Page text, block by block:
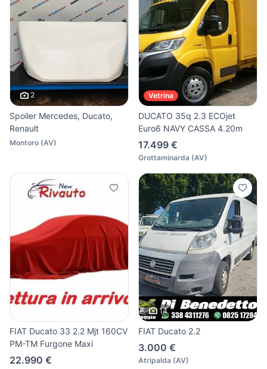
2
Spoiler Mercedes, Ducato,
Renault
Montoro (AV)
Vetrina
DUCATO 35q 2.3 ECOjet
Euro6 NAVY CASSA 4.20m
17.499 €
Grottaminarda (AV)
FIAT Ducato 33 2.2 Mjt 160CV
PM-TM Furgone Maxi
22.990 €
14
FIAT Ducato 2.2
3.000 €
Atripalda (AV)